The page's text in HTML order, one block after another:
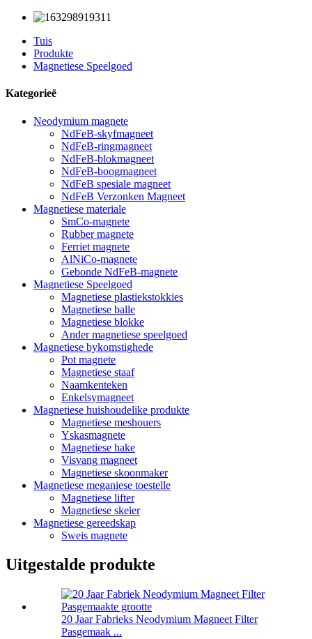
Tuis
Produkte
Magnetiese Speelgoed
Kategorieë
Neodymium magnete
NdFeB-skyfmagneet
NdFeB-ringmagneet
NdFeB-blokmagneet
NdFeB-boogmagneet
NdFeB spesiale magneet
NdFeB Verzonken Magneet
Magnetiese materiale
SmCo-magnete
Rubber magnete
Ferriet magnete
AlNiCo-magnete
Gebonde NdFeB-magnete
Magnetiese Speelgoed
Magnetiese plastiekstokkies
Magnetiese balle
Magnetiese blokke
Ander magnetiese speelgoed
Magnetiese bykomstighede
Pot magnete
Magnetiese staaf
Naamkenteken
Enkelsymagneet
Magnetiese huishoudelike produkte
Magnetiese meshouers
Yskasmagnete
Magnetiese hake
Visvang magneet
Magnetiese skoonmaker
Magnetiese meganiese toestelle
Magnetiese lifter
Magnetiese skeier
Magnetiese gereedskap
Sweis magnete
Uitgestalde produkte
20 Jaar Fabrieks Neodymium Magneet Filter
Pasgemaak ...